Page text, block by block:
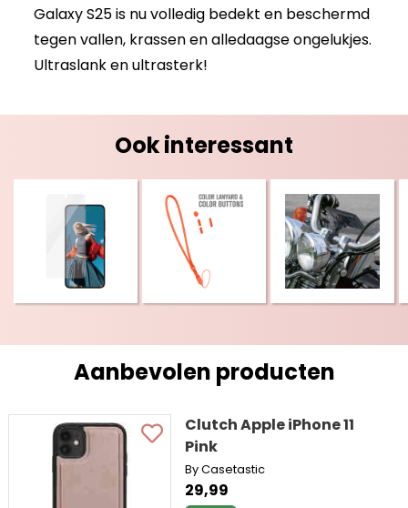
Galaxy S25 is nu volledig bedekt en beschermd
tegen vallen, krassen en alledaagse ongelukjes.
Ultraslank en ultrasterk!
Ook interessant
Aanbevolen producten
Clutch Apple iPhone 11
Pink
By Casetastic
29,99